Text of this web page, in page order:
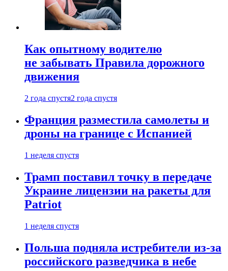
Как опытному водителю
не забывать Правила дорожного
движения
2 года спустя2 года спустя
Франция разместила самолеты и
дроны на границе с Испанией
1 неделя спустя
Трамп поставил точку в передаче
Украине лицензии на ракеты для
Patriot
1 неделя спустя
Польша подняла истребители из-за
российского разведчика в небе